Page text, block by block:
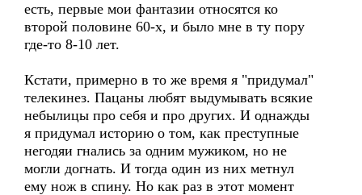
есть, первые мои фантазии относятся ко
второй половине 60-х, и было мне в ту пору
где-то 8-10 лет.
Кстати, примерно в то же время я "придумал"
телекинез. Пацаны любят выдумывать всякие
небылицы про себя и про других. И однажды
я придумал историю о том, как преступные
негодяи гнались за одним мужиком, но не
могли догнать. И тогда один из них метнул
ему нож в спину. Но как раз в этот момент